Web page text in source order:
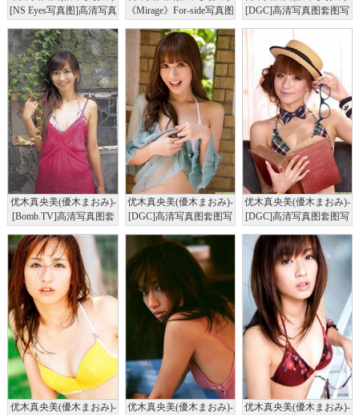
[NS Eyes写真图]高清写真
《Mirage》For-side写真图
[DGC]高清写真图套图写
优木真央美(優木まおみ)-
[Bomb.TV]高清写真图套
优木真央美(優木まおみ)-
[DGC]高清写真图套图写
优木真央美(優木まおみ)-
[DGC]高清写真图套图写
优木真央美(優木まおみ)-
优木真央美(優木まおみ)-
优木真央美(優木まおみ)-